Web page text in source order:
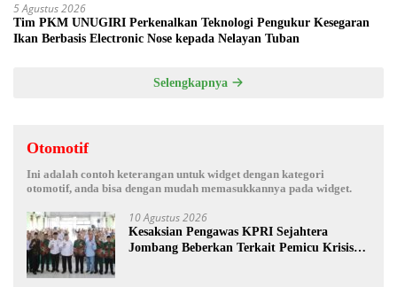
5 Agustus 2026
Tim PKM UNUGIRI Perkenalkan Teknologi Pengukur Kesegaran
Ikan Berbasis Electronic Nose kepada Nelayan Tuban
Selengkapnya
Otomotif
Ini adalah contoh keterangan untuk widget dengan kategori
otomotif, anda bisa dengan mudah memasukkannya pada widget.
10 Agustus 2026
Kesaksian Pengawas KPRI Sejahtera
Jombang Beberkan Terkait Pemicu Krisis